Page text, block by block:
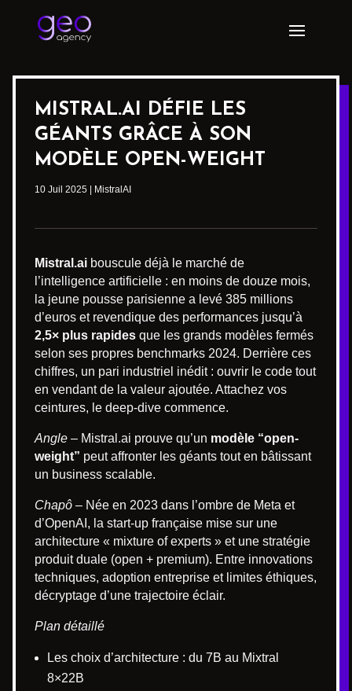
MISTRAL.AI DÉFIE LES
GÉANTS GRÂCE À SON
MODÈLE OPEN-WEIGHT
10 Juil 2025 MistralAI
Mistral.ai bouscule déjà le marché de
l’intelligence artificielle : en moins de douze mois,
la jeune pousse parisienne a levé 385 millions
d’euros et revendique des performances jusqu’à
2,5× plus rapides que les grands modèles fermés
selon ses propres benchmarks 2024. Derrière ces
chiffres, un pari industriel inédit : ouvrir le code tout
en vendant de la valeur ajoutée. Attachez vos
ceintures, le deep-dive commence.
Angle – Mistral.ai prouve qu’un modèle “open-
weight” peut affronter les géants tout en bâtissant
un business scalable.
Chapô – Née en 2023 dans l’ombre de Meta et
d’OpenAI, la start-up française mise sur une
architecture « mixture of experts » et une stratégie
produit duale (open + premium). Entre innovations
techniques, adoption entreprise et limites éthiques,
décryptage d’une trajectoire éclair.
Plan détaillé
Les choix d’architecture : du 7B au Mixtral
8×22B